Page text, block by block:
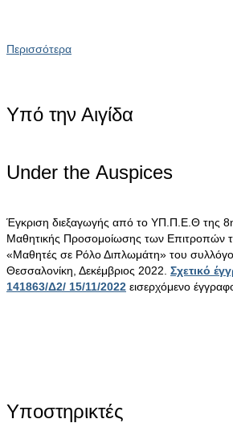
Περισσότερα
Υπό την Αιγίδα
Under the Αuspices
Έγκριση διεξαγωγής από το ΥΠ.Π.Ε.Θ της
Μαθητικής Προσομοίωσης των Επιτροπών
«Μαθητές σε Ρόλο Διπλωμάτη» του
Θεσσαλονίκη, Δεκέμβριος 2022. Σχετικό
141863/Δ2/ 15/11/2022 εισερχόμενο
Υποστηρικτές